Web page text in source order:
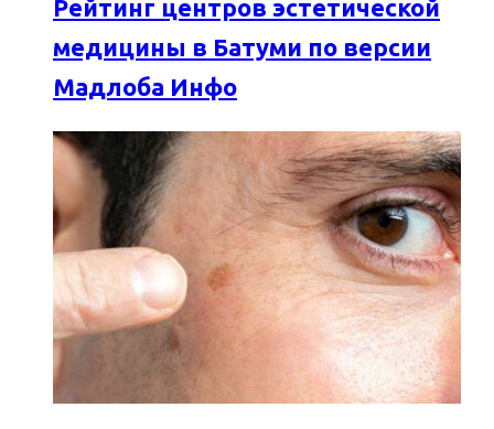
Рейтинг центров эстетической
медицины в Батуми по версии
Мадлоба Инфо